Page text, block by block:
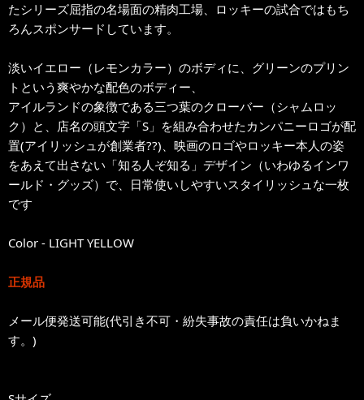
たシリーズ屈指の名場面の精肉工場、ロッキーの試合ではもち
ろんスポンサードしています。
淡いイエロー（レモンカラー）のボディに、グリーンのプリン
トという爽やかな配色のボディー、
アイルランドの象徴である三つ葉のクローバー（シャムロッ
ク）と、店名の頭文字「S」を組み合わせたカンパニーロゴが配
置(アイリッシュが創業者??)、映画のロゴやロッキー本人の姿
をあえて出さない「知る人ぞ知る」デザイン（いわゆるインワ
ールド・グッズ）で、日常使いしやすいスタイリッシュな一枚
です
Color - LIGHT YELLOW
正規品
メール便発送可能(代引き不可・紛失事故の責任は負いかねま
す。)